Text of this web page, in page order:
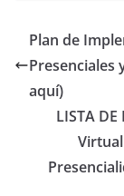
Plan de
Presenciales
aquí)
LISTA